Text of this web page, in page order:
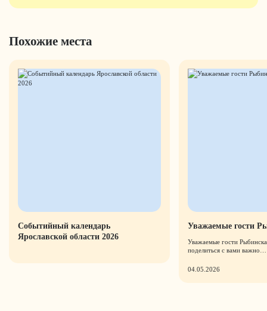
Похожие места
Событийный календарь
Ярославской области 2026
Уважаемые гости
Уважаемые гости
поделиться с вами важно…
04.05.2026